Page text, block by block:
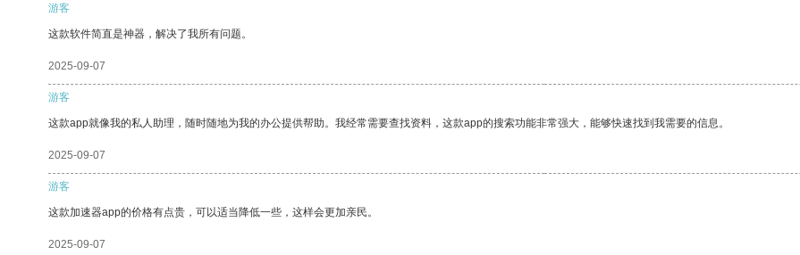
游客
这款软件简直是神器，解决了我所有问题。
2025-09-07
游客
这款app就像我的私人助理，随时随地为我的办公提供帮助。我经常需要查找资料，这款app的搜索功能非常强大，能够快速找到我需要的信息。
2025-09-07
游客
这款加速器app的价格有点贵，可以适当降低一些，这样会更加亲民。
2025-09-07